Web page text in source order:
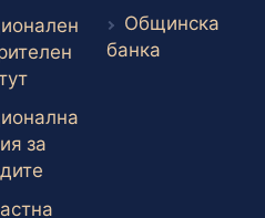
Външен линк
за
Общинска
банка